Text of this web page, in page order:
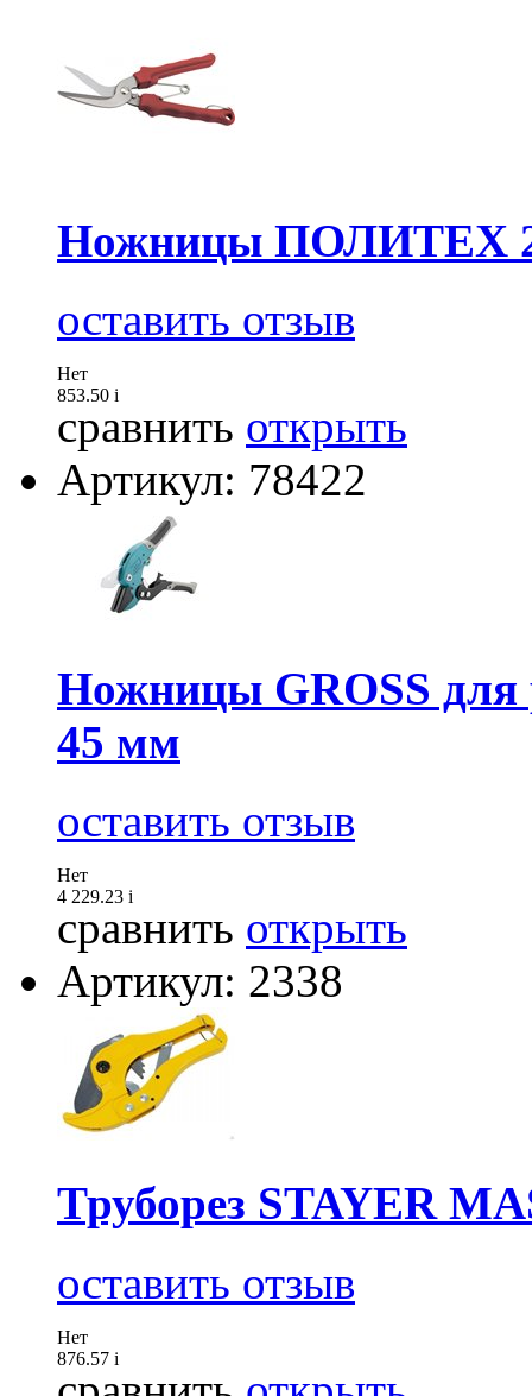
Ножницы ПОЛИТЕХ
оставить отзыв
Нет
853.50 i
сравнить открыть
Артикул: 78422
Ножницы GROSS для
45 мм
оставить отзыв
Нет
4 229.23 i
сравнить открыть
Артикул: 2338
Труборез STAYER
оставить отзыв
Нет
876.57 i